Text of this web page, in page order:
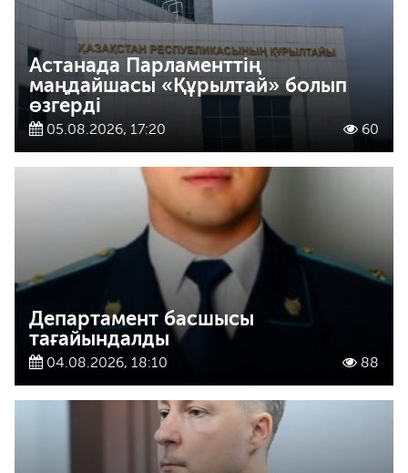
Астанада Парламенттің
маңдайшасы «Құрылтай» болып
өзгерді
05.08.2026, 17:20 60
Департамент басшысы
тағайындалды
04.08.2026, 18:10 88